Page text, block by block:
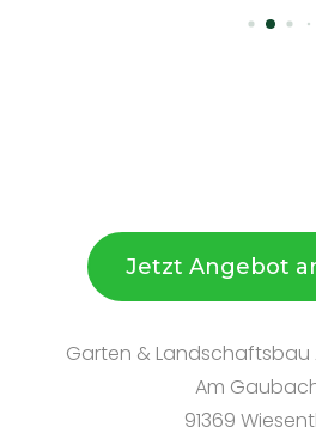
Jetzt Angebot
Garten & Landschaftsbau
Am
91369